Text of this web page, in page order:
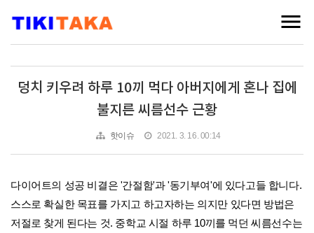
덩치 키우려 하루 10끼 먹다 아버지에게 혼나 집에
불지른 씨름선수 근황
핫이슈 2021. 3. 16. 00:14
다이어트의 성공 비결은 '간절함'과 '동기부여'에 있다고들 합니다.
스스로 확실한 목표를 가지고 하고자하는 의지만 있다면 방법은
저절로 찾게 된다는 것. 중학교 시절 하루 10끼를 먹던 씨름선수는